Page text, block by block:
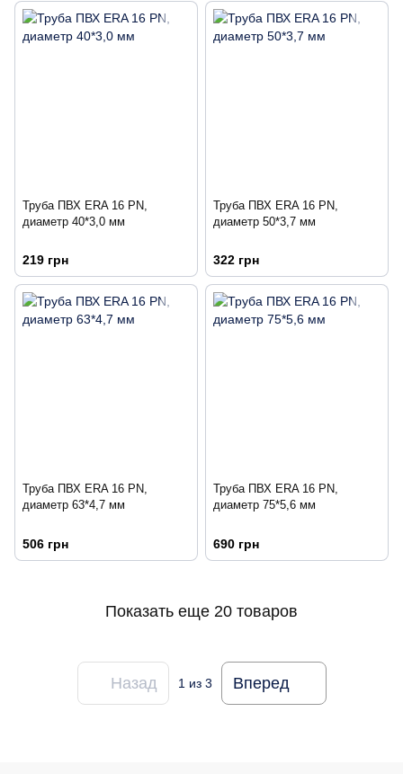
Труба ПВХ ERA 16 PN,
диаметр 40*3,0 мм
219 грн
Труба ПВХ ERA 16 PN,
диаметр 50*3,7 мм
322 грн
Труба ПВХ ERA 16 PN,
диаметр 63*4,7 мм
506 грн
Труба ПВХ ERA 16 PN,
диаметр 75*5,6 мм
690 грн
Показать еще 20 товаров
Назад 1 из 3 Вперед